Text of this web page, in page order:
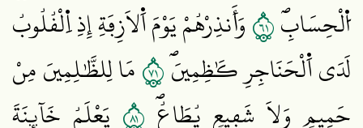
اُ۬لْحِسَابِۖ١٦وَأَنذِرْهُمْ يَوْمَ اَ۬لَازِفَةِ إِذِ اِ۬لْقُلُوبُ
لَدَي اَ۬لْحَنَاجِرِ كَٰظِمِينَۖ١٧مَا لِلظَّٰلِمِينَ مِنْ
حَمِيمٖ وَلَا شَفِيعٖ يُطَاعُۖ ١٨ يَعْلَمُ خَآئِنَةَ